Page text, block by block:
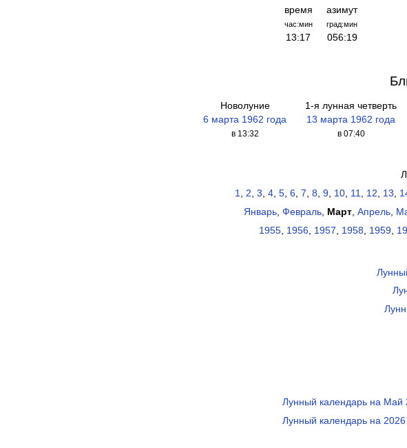
время
час:мин
13:17
азимут
град:мин
056:19
Новолуние
6 марта 1962 года
в 13:32
1-я лунная четверть
13 марта 1962 года
в 07:40
1, 2, 3, 4, 5, 6, 7, 8, 9, 10, 11, 12, 13,
Январь Февраль Март Апрель
1955 1956 1957 1958 1959
Лунный календарь на Май
Лунный календарь на 2026